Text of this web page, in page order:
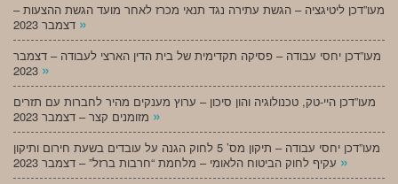
מעו”דכן ליטיגציה – הגשת עתירה נגד תנאי מכרז לאחר מועד הגשת ההצעות –
»
מעו”דכן יחסי עבודה – פסיקה תקדימית של בית הדין הארצי לעבודה – דצמבר
»
מעו”דכן היי-טק, טכנולוגיה והון סיכון – ערוץ מענקים מהיר לחברות עם תזרים
»
מעו”דכן יחסי עבודה – תיקון מס’ 5 לחוק הגנה על עובדים בשעת חירום ותיקון
»